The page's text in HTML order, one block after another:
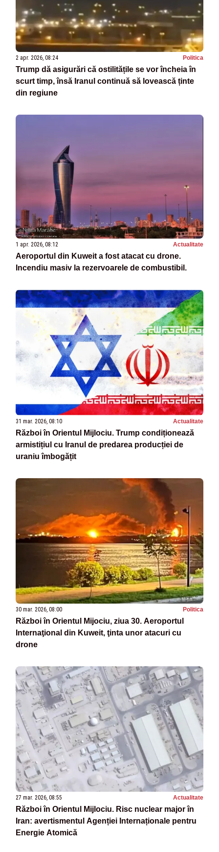
2 apr. 2026, 08:24 Politica
Trump dă asigurări că ostilitățile se vor încheia în
scurt timp, însă Iranul continuă să lovească ținte
din regiune
1 apr. 2026, 08:12 Actualitate
Aeroportul din Kuweit a fost atacat cu drone.
Incendiu masiv la rezervoarele de combustibil.
31 mar. 2026, 08:10 Actualitate
Război în Orientul Mijlociu. Trump condiționează
armistițiul cu Iranul de predarea producției de
uraniu îmbogățit
30 mar. 2026, 08:00 Politica
Război în Orientul Mijociu, ziua 30. Aeroportul
Internaţional din Kuweit, ţinta unor atacuri cu
drone
27 mar. 2026, 08:55 Actualitate
Război în Orientul Mijlociu. Risc nuclear major în
Iran: avertismentul Agenției Internaționale pentru
Energie Atomică